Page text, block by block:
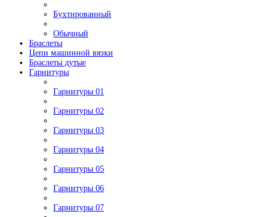
Бухтированный
Обычный
Браслеты
Цепи машинной вязки
Браслеты дутые
Гарнитуры
Гарнитуры 01
Гарнитуры 02
Гарнитуры 03
Гарнитуры 04
Гарнитуры 05
Гарнитуры 06
Гарнитуры 07